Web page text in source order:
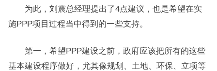
为此，刘震总经理提出了4点建议，也是希望在实
施PPP项目过程当中得到的一些支持。
第一，希望PPP建设之前，政府应该把所有的这些
基本建设程序做好，尤其像规划、土地、环保、立项等